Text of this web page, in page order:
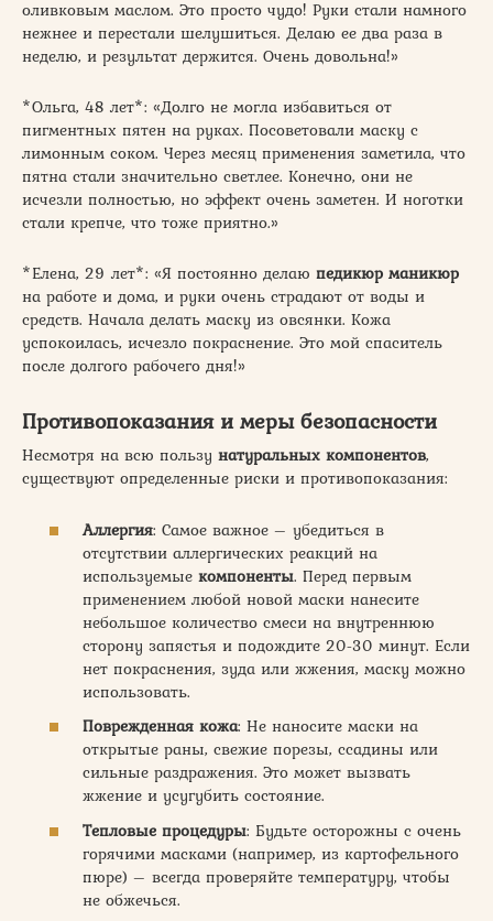
оливковым маслом. Это просто чудо! Руки стали намного
нежнее и перестали шелушиться. Делаю ее два раза в
неделю, и результат держится. Очень довольна!»
*Ольга, 48 лет*: «Долго не могла избавиться от
пигментных пятен на руках. Посоветовали маску с
лимонным соком. Через месяц применения заметила, что
пятна стали значительно светлее. Конечно, они не
исчезли полностью, но эффект очень заметен. И ноготки
стали крепче, что тоже приятно.»
*Елена, 29 лет*: «Я постоянно делаю педикюр маникюр
на работе и дома, и руки очень страдают от воды и
средств. Начала делать маску из овсянки. Кожа
успокоилась, исчезло покраснение. Это мой спаситель
после долгого рабочего дня!»
Противопоказания и меры безопасности
Несмотря на всю пользу натуральных компонентов,
существуют определенные риски и противопоказания:
Аллергия: Самое важное – убедиться в
отсутствии аллергических реакций на
используемые компоненты. Перед первым
применением любой новой маски нанесите
небольшое количество смеси на внутреннюю
сторону запястья и подождите 20-30 минут. Если
нет покраснения, зуда или жжения, маску можно
использовать.
Поврежденная кожа: Не наносите маски на
открытые раны, свежие порезы, ссадины или
сильные раздражения. Это может вызвать
жжение и усугубить состояние.
Тепловые процедуры: Будьте осторожны с очень
горячими масками (например, из картофельного
пюре) – всегда проверяйте температуру, чтобы
не обжечься.